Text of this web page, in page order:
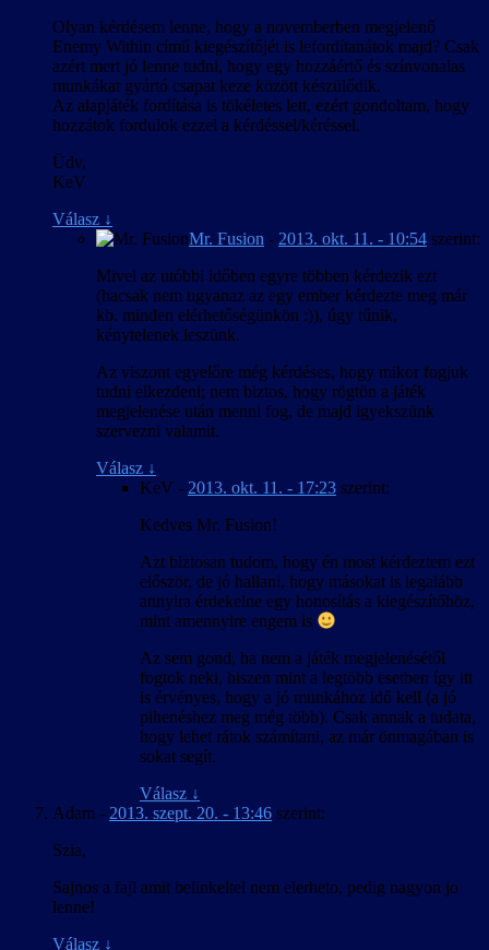
Olyan kérdésem lenne, hogy a novemberben megjelenő
Enemy Within című kiegészítőjét is lefordítanátok majd? Csak
azért mert jó lenne tudni, hogy egy hozzáértő és színvonalas
munkákat gyártó csapat keze között készülődik.
Az alapjáték fordítása is tökéletes lett, ezért gondoltam, hogy
hozzátok fordulok ezzel a kérdéssel/kéréssel.
Üdv,
KeV
Válasz ↓
Mr. Fusion - 2013. okt. 11. - 10:54 szerint:
Mivel az utóbbi időben egyre többen kérdezik ezt
(hacsak nem ugyanaz az egy ember kérdezte meg már
kb. minden elérhetőségünkön :)), úgy tűnik,
kénytelenek leszünk.
Az viszont egyelőre még kérdéses, hogy mikor fogjuk
tudni elkezdeni; nem biztos, hogy rögtön a játék
megjelenése után menni fog, de majd igyekszünk
szervezni valamit.
Válasz ↓
KeV - 2013. okt. 11. - 17:23 szerint:
Kedves Mr. Fusion!
Azt biztosan tudom, hogy én most kérdeztem ezt
először, de jó hallani, hogy másokat is legalább
annyira érdekelne egy honosítás a kiegészítőhöz,
mint amennyire engem is
Az sem gond, ha nem a játék megjelenésétől
fogtok neki, hiszen mint a legtöbb esetben így itt
is érvényes, hogy a jó munkához idő kell (a jó
pihenéshez meg még több). Csak annak a tudata,
hogy lehet rátok számítani, az már önmagában is
sokat segít.
Válasz ↓
Adam - 2013. szept. 20. - 13:46 szerint:
Szia,
Sajnos a fajl amit belinkeltel nem elerheto, pedig nagyon jo
lenne!
Válasz ↓